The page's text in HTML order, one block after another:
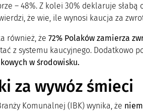
– 48%. Z kolei 30% deklaruje
że wie, ile wynosi kaucja za
również, że 72% Polaków zamierza
z systemu kaucyjnego. Dodatkowo
w środowisku.
za wywóz śmieci
Komunalnej (IBK) wynika, że